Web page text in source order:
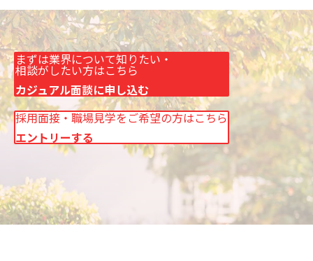
まずは業界について知りたい・
相談がしたい方はこちら
カジュアル面談に申し込む
採用面接・職場見学をご希望の方はこちら
エントリーする